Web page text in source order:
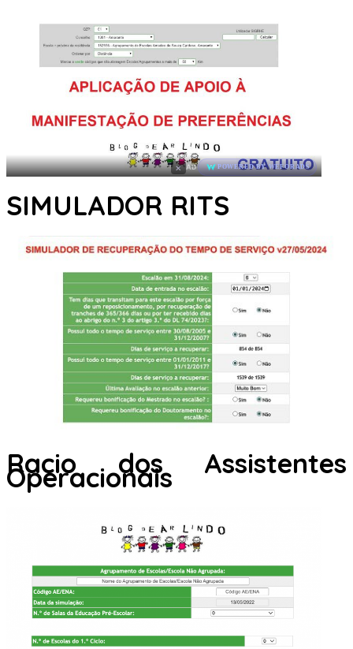
× AD POWERED BY WEFORADS
SIMULADOR RITS
Racio dos Assistentes
Operacionais